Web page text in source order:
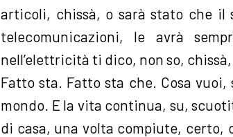
articoli, chissà, o sarà stato che il
telecomunicazioni, le avrà
nell’elettricità ti dico, non so,
Fatto sta. Fatto sta che. Cosa
mondo. E la vita continua, su,
di casa, una volta compiute, certo,